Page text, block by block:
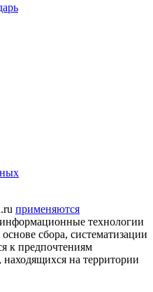
применяются
технологии
сбора, систематизации
к предпочтениям
находящихся на территории